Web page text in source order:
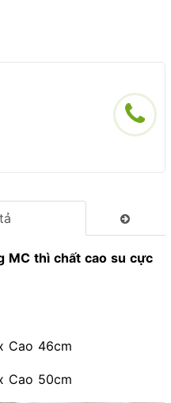
MC thì chất cao su cực
Cao 46cm
Cao 50cm